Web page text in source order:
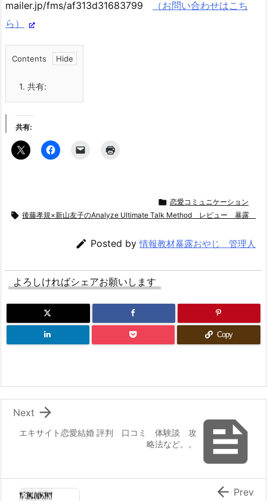
mailer.jp/fms/af313d31683799
（お問い合わせはこち
ら）
Contents
1. 共有:
共有:
 恋愛コミュニケーション
 後藤孝規×新山友子のAnalyze Ultimate Talk Method レビュー 暴
 Posted by情報教材暴露おやじ 管理人
よろしければシェアお願いします
Copy

エキサイト恋愛結婚 評判 口コミ 体験談 攻
略法など。。

Next
 Prev